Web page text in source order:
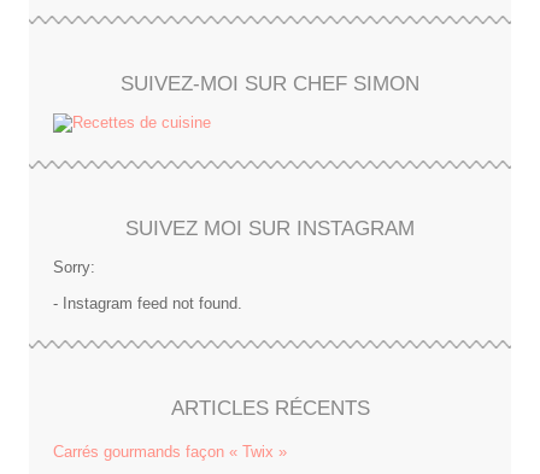
SUIVEZ-MOI SUR CHEF SIMON
SUIVEZ MOI SUR INSTAGRAM
Sorry:
- Instagram feed not found.
ARTICLES RÉCENTS
Carrés gourmands façon « Twix »